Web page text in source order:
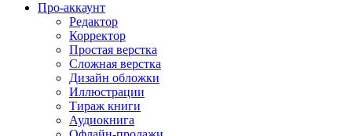
Про-аккаунт
Редактор
Корректор
Простая верстка
Сложная верстка
Дизайн обложки
Иллюстрации
Тираж книги
Аудиокнига